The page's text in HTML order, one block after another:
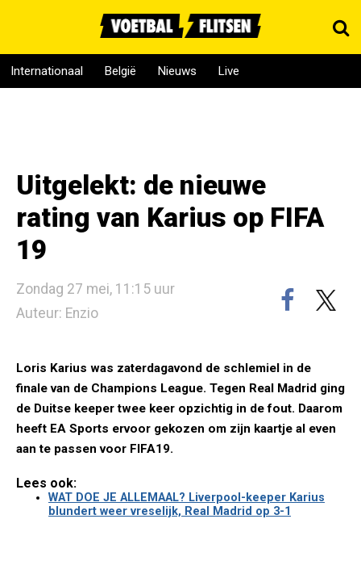
Internationaal België Nieuws Live
Uitgelekt: de nieuwe
rating van Karius op FIFA
19
Zondag 27 mei, 11:15 uur
Auteur: Enzio
Loris Karius was zaterdagavond de schlemiel in de
finale van de Champions League. Tegen Real Madrid ging
de Duitse keeper twee keer opzichtig in de fout. Daarom
heeft EA Sports ervoor gekozen om zijn kaartje al even
aan te passen voor FIFA19.
Lees ook:
WAT DOE JE ALLEMAAL? Liverpool-keeper Karius
blundert weer vreselijk, Real Madrid op 3-1